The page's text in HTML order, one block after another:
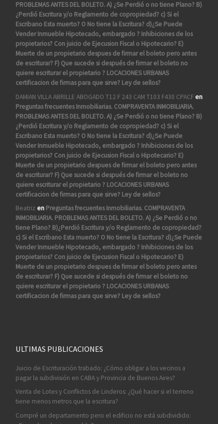
PROBLEMAS ANTES DEL BOLETO. A) ¿Se Perdió o no tiene Plano? B)
¿Perdió Escritura y/o Reglamento de copropiedad? c) Si el
Escribano Esta muerto? O No tiene la Escritura? d)¿Se Puede
Vender Inmueble Hipotecado, embargado ? Inhibiciones de los
propietarios? Con juicio de Ejecusion Fiscal o Hipotecario? E)
Muerte de un propietario despues de firmar el boleto pero antes
de escriturar? F) Que sucede si después de firmar el boleto no
quiere escriturar el propietario ? LOCACIONES URBANAS
certificacion de firmas para que sirve? Ley de sellos?
DAMIAN VILLA ABRILLE ABOGADO T12 F 243 CAM T103 F430 CPACFen
Preguntas frecuentes Inmobiliarias. COMPRAVENTA INMOBILIARIA.
PROBLEMAS ANTES DEL BOLETO. A) ¿Se Perdió o no tiene Plano? B)
¿Perdió Escritura y/o Reglamento de copropiedad? c) Si el
Escribano Esta muerto? O No tiene la Escritura? d)¿Se Puede
Vender Inmueble Hipotecado, embargado ? Inhibiciones de los
propietarios? Con juicio de Ejecusion Fiscal o Hipotecario? E)
Muerte de un propietario despues de firmar el boleto pero antes
de escriturar? F) Que sucede si después de firmar el boleto no
quiere escriturar el propietario ? LOCACIONES URBANAS
certificacion de firmas para que sirve? Ley de sellos?
Beatriz en Preguntas frecuentes Inmobiliarias. COMPRAVENTA
INMOBILIARIA. PROBLEMAS ANTES DEL BOLETO. A) ¿Se Perdió o no
tiene Plano? B)¿Perdió Escritura y/o Reglamento de copropiedad?
c) Si el Escribano Esta muerto? O No tiene la Escritura? d)¿Se Puede
Vender Inmueble Hipotecado, embargado ? Inhibiciones de los
propietarios? Con juicio de Ejecusion Fiscal o Hipotecario? E)
Muerte de un propietario despues de firmar el boleto pero antes
de escriturar? F) Que sucede si después de firmar el boleto no
quiere escriturar el propietario ? LOCACIONES URBANAS
certificacion de firmas para que sirve? Ley de sellos?
ULTIMAS PUBLICACIONES
Juicio de Escrituración trabado: ¿Cómo obligar a los vecinos a
pagar la subdivisión en CABA y Provincia de Buenos Aires?
Venta de Lotes y Conflictos de Linderos: ¿Qué hacer si el terreno
tiene menos metros que la escritura?
Compré un departamento pero el edificio no está subdividido: